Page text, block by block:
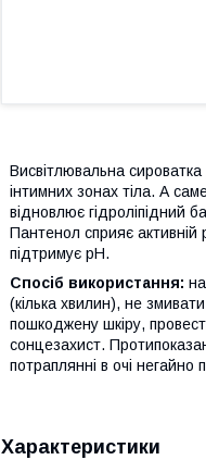
Висвітлювальна
інтимних зонах тіла. А
відновлює гідроліпідний
Пантенол сприяє активній
підтримує рН.
Спосіб використання:
(кілька хвилин), не
пошкоджену шкіру,
сонцезахист.
потраплянні в очі
Характеристики